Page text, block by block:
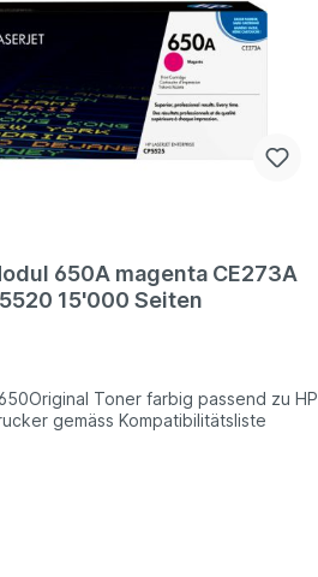
650A magenta CE273A
15'000 Seiten
Toner farbig passend zu HP
gemäss Kompatibilitätsliste